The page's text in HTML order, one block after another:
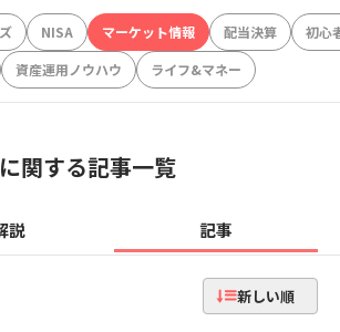
NISA マーケット情報 配当決算
初心
資産運用ノウハウ ライフ&マネー
関する記事一覧
説 記事
新しい順